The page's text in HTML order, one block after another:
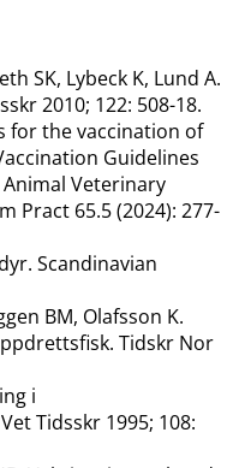
SK, Lybeck K, Lund A.
2010; 122: 508-18.
for the vaccination of
Guidelines
Veterinary
Pract 65.5 (2024): 277-
Scandinavian
BM, Olafsson K.
Tidskr Nor
i
Tidsskr 1995; 108: